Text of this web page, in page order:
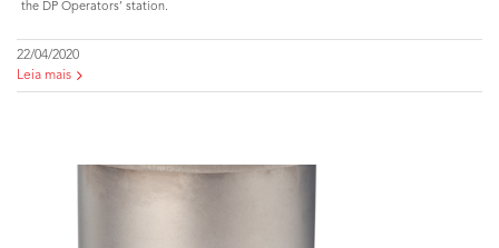
the DP Operators’ station.
22/04/2020
Leia mais